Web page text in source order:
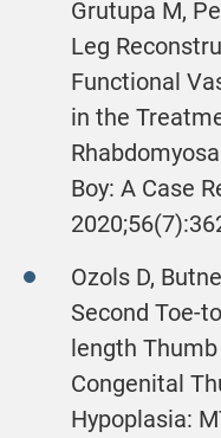
Grutupa M,
Leg
Functional
in the
Boy: A Case
Ozols D,
Second Toe-
length
Congenital
Hypoplasia: